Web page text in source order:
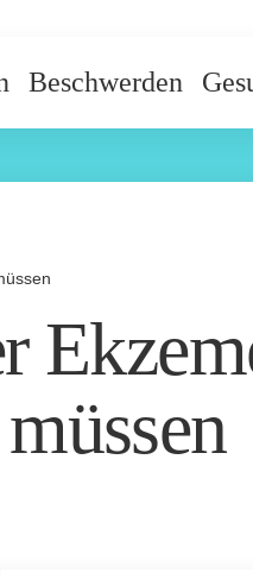
Beschwerden